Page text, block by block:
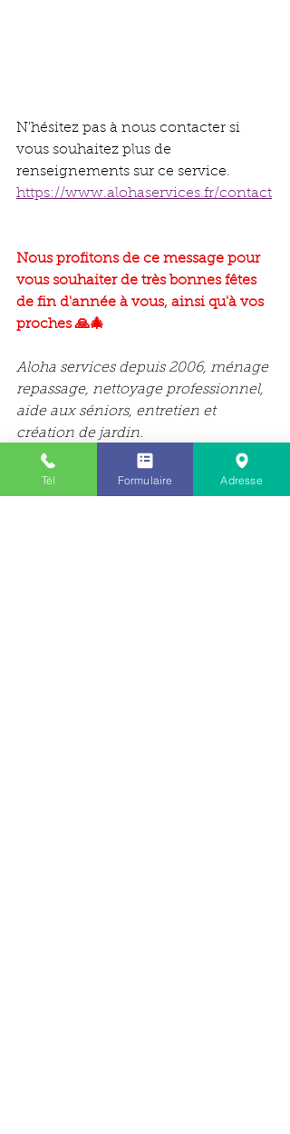
N'hésitez pas à nous contacter si
vous souhaitez plus de
renseignements sur ce service.
https://www.alohaservices.fr/contact
Nous profitons de ce message pour
vous souhaiter de très bonnes fêtes
de fin d'année à vous, ainsi qu'à vos
proches 🙏🎄
Aloha services depuis 2006, ménage
repassage, nettoyage professionnel,
aide aux séniors, entretien et
création de jardin.
*Pour les particuliers clients Aloha
services selon les conditions de
Tél Formulaire Adresse